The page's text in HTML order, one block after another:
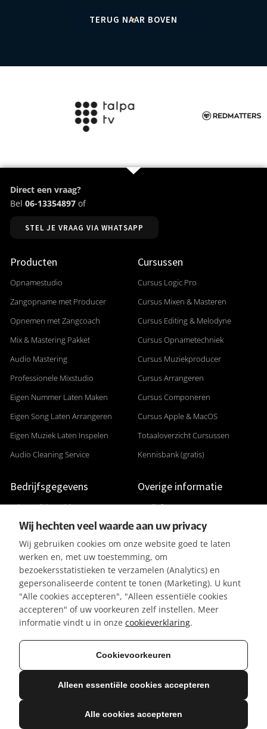
TERUG NAAR BOVEN
Direct een vraag?
Bel 06-13354897 of
STEL JE VRAAG VIA WHATSAPP
Producten
Opnamestudio
Zangopname met Producer
Opnemen met Zangcoach
Mix & Mastering Pakket
Audio Mastering
Professionele Mixstudio
Eigen Nummer Laten Maken
Eigen Song Laten Arrangeren
Eigen Muziek Laten Inspelen
Audio Cleaning Service
Cursussen
Cursus Logic Pro
Cursus Mixen & Masteren
Cursus Editing & Melodyne
Cursus Opnametechniek
Cursus Muziekproducer
Cursus Arrangeren
Cursus Componeren
Cursus Apple & MacOS
Totaaloverzicht Cursussen
Kennisbank (gratis)
Bedrijfsgegevens
Adres: Gildenveld 89
3892 DE Zeewolde
+31 (0) 36 5226807
KVK 32096182
BTW-ID NL001391737B50
IBAN NL42KNAB0257116370
BIC KNABNL2H
Gratis parkeergelegenheid
Overige informatie
Studiofoto's
Apparatuurlijst
Aanleverspecificaties
Reviews & Recensies
Privacyverklaring
Algemene Voorwaarden
Referenties / Klanten
Vacatures
© 2026 Mediasaloon | Creatie & Ontwerp: R. Groeneveld
Deze site is beveiligd met reCAPTCHA. De GooglePrivacyverklaringen
Wij hechten veel waarde aan uw privacy
Wij gebruiken cookies om onze website goed te laten
werken en, met uw toestemming, om
bezoekersstatistieken te verzamelen (Analytics) en
gepersonaliseerde content te tonen (Marketing). U kunt
"Alle cookies accepteren", "Alleen essentiële cookies
accepteren" of uw voorkeuren zelf instellen. Meer
informatie vindt u in onze cookieverklaring.
Cookievoorkeuren
Alleen essentiële cookies accepteren
Alle cookies accepteren